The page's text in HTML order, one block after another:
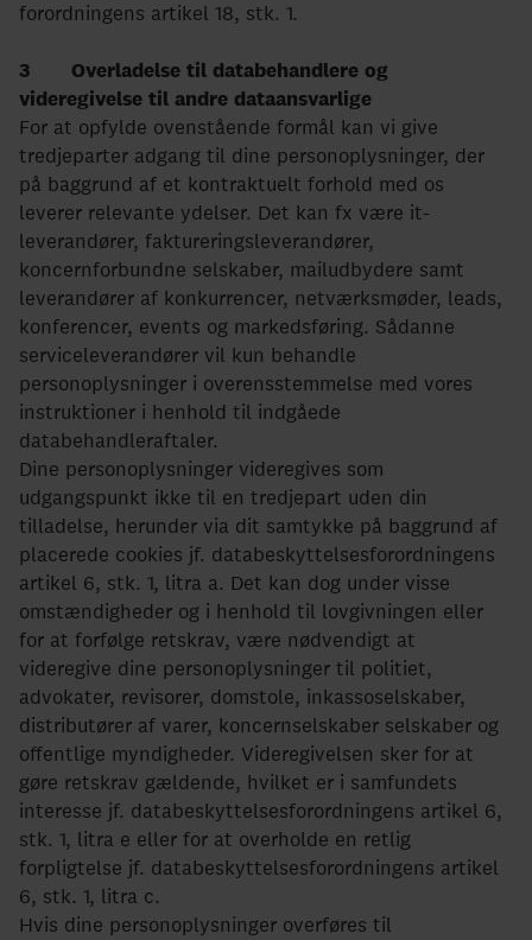
forordningens artikel 18, stk. 1.
3 Overladelse til databehandlere og
videregivelse til andre dataansvarlige
For at opfylde ovenstående formål kan vi give
tredjeparter adgang til dine personoplysninger, der
på baggrund af et kontraktuelt forhold med os
leverer relevante ydelser. Det kan fx være it-
leverandører, faktureringsleverandører,
koncernforbundne selskaber, mailudbydere samt
leverandører af konkurrencer, netværksmøder, leads,
konferencer, events og markedsføring. Sådanne
serviceleverandører vil kun behandle
personoplysninger i overensstemmelse med vores
instruktioner i henhold til indgåede
databehandleraftaler.
Dine personoplysninger videregives som
udgangspunkt ikke til en tredjepart uden din
tilladelse, herunder via dit samtykke på baggrund af
placerede cookies jf. databeskyttelsesforordningens
artikel 6, stk. 1, litra a. Det kan dog under visse
omstændigheder og i henhold til lovgivningen eller
for at forfølge retskrav, være nødvendigt at
videregive dine personoplysninger til politiet,
advokater, revisorer, domstole, inkassoselskaber,
distributører af varer, koncernselskaber selskaber og
offentlige myndigheder. Videregivelsen sker for at
gøre retskrav gældende, hvilket er i samfundets
interesse jf. databeskyttelsesforordningens artikel 6,
stk. 1, litra e eller for at overholde en retlig
forpligtelse jf. databeskyttelsesforordningens artikel
6, stk. 1, litra c.
Hvis dine personoplysninger overføres til